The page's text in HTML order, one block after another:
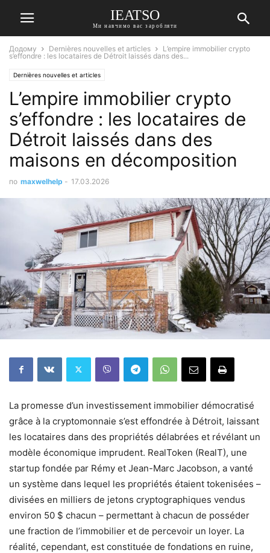
IEATSO
Ми навчимо вас заробляти
Додому Dernières nouvelles et articles
L’empire immobilier crypto
s’effondre : les locataires de Détroit laissés dans des...
Dernières nouvelles et articles
L’empire immobilier crypto
s’effondre : les locataires de
Détroit laissés dans des
maisons en décomposition
по maxwelhelp - 17.03.2026
La promesse d’un investissement immobilier démocratisé
grâce à la cryptomonnaie s’est effondrée à Détroit, laissant
les locataires dans des propriétés délabrées et révélant un
modèle économique imprudent. RealToken (RealT), une
startup fondée par Rémy et Jean-Marc Jacobson, a vanté
un système dans lequel les propriétés étaient tokenisées –
divisées en milliers de jetons cryptographiques vendus
environ 50 $ chacun – permettant à chacun de posséder
une fraction de l’immobilier et de percevoir un loyer. La
réalité, cependant, est constituée de fondations en ruine,